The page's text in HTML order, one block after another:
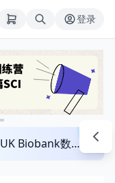
登录
2026年，我为什么劝你认真考虑UK Biobank数据库？来看看这个一对一指导发文班